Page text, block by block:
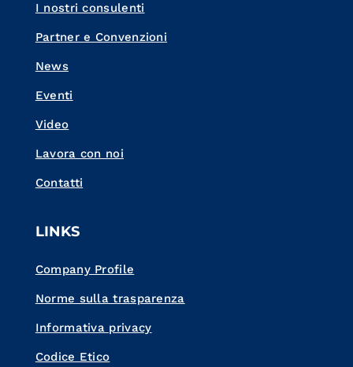
I nostri consulenti
Partner e Convenzioni
News
Eventi
Video
Lavora con noi
Contatti
LINKS
Company Profile
Norme sulla trasparenza
Informativa privacy
Codice Etico